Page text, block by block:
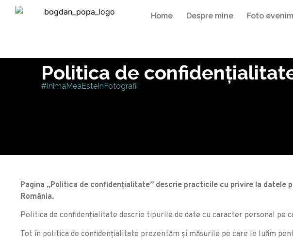
Home Despre mine Foto
Politica de
#InimaMeaEsteInFotografii
Pagina „Politica de confidențialitate” descrie practicile cu privire la datele
România.
Politica de confidenţialitate descrie tipurile de date cu caracter personal
Tot în politica de confidenţialitate prezentăm şi măsurile pe care le luăm